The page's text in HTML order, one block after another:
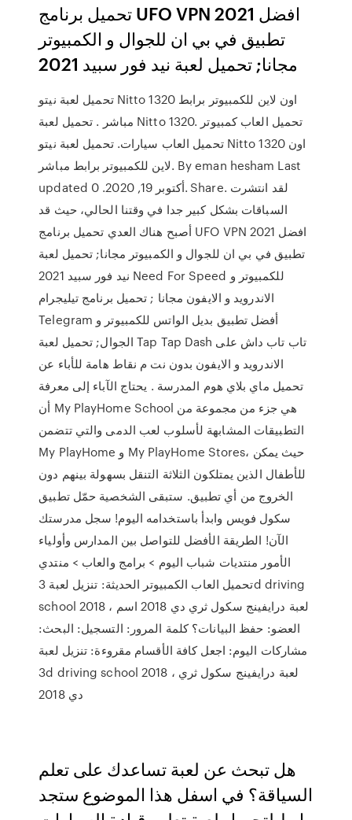
تحميل برنامج UFO VPN 2021 افضل
تطبيق في بي ان للجوال و الكمبيوتر
مجانا; تحميل لعبة نيد فور سبيد 2021
تحميل لعبة نيتو Nitto 1320 اون لاين للكمبيوتر برابط
مباشر . تحميل لعبة Nitto 1320. تحميل العاب كمبيوتر
تحميل العاب سيارات. تحميل لعبة نيتو Nitto 1320 اون
لاين للكمبيوتر برابط مباشر. By eman hesham Last
updated أكتوبر 19, 2020. 0. Share. لقد انتشرت
السباقات بشكل كبير جدا في وقتنا الحالي، حيث قد
أصبح هناك العدي تحميل برنامج UFO VPN 2021 افضل
تطبيق في بي ان للجوال و الكمبيوتر مجانا; تحميل لعبة
نيد فور سبيد 2021 Need For Speed للكمبيوتر و
الاندرويد و الايفون مجانا ; تحميل برنامج تيليجرام
Telegram أفضل تطبيق بديل الواتس للكمبيوتر و
الجوال; تحميل لعبة Tap Tap Dash تاب تاب داش على
الاندرويد و الايفون بدون نت م نقاط هامة للأباء عن
تحميل ماي بلاي هوم المدرسة . يحتاج الآباء إلى معرفة
أن My PlayHome School هي جزء من مجموعة من
التطبيقات المشابهة لأسلوب لعب الدمى والتي تتضمن
My PlayHome و My PlayHome Stores، حيث يمكن
للأطفال الذين يمتلكون الثلاثة التنقل بسهولة بينهم دون
الخروج من أي تطبيق. ستبقى الشخصية حمّل تطبيق
سكول فويس وابدأ باستخدامه اليوم! سجل مدرستك
الآن! الطريقة الأفضل للتواصل بين المدارس وأولياء
الأمور منتديات شباب اليوم > برامج والعاب > منتدي
تحميل العاب الكمبيوتر الحديثة: تنزيل لعبة 3d driving
school 2018 ، لعبة درايفينج سكول ثري دي 2018 اسم
العضو: حفظ البيانات؟ كلمة المرور: التسجيل: البحث:
مشاركات اليوم: اجعل كافة الأقسام مقروءة: تنزيل لعبة
3d driving school 2018 ، لعبة درايفينج سكول ثري
دي 2018
هل تبحث عن لعبة تساعدك على تعلم
السياقة؟ في اسفل هذا الموضوع ستجد